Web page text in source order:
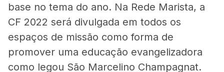
base no tema do ano. Na Rede Marista, a
CF 2022 será divulgada em todos os
espaços de missão como forma de
promover uma educação evangelizadora
como legou São Marcelino Champagnat.